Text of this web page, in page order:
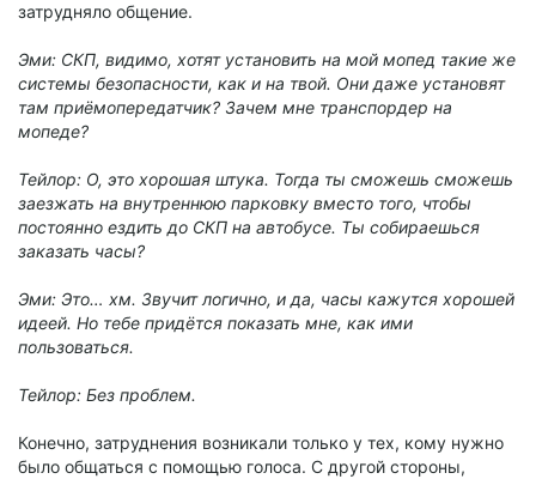
затрудняло общение.
Эми: СКП, видимо, хотят установить на мой мопед такие же
системы безопасности, как и на твой. Они даже установят
там приёмопередатчик? Зачем мне транспордер на
мопеде?
Тейлор: О, это хорошая штука. Тогда ты сможешь сможешь
заезжать на внутреннюю парковку вместо того, чтобы
постоянно ездить до СКП на автобусе. Ты собираешься
заказать часы?
Эми: Это… хм. Звучит логично, и да, часы кажутся хорошей
идеей. Но тебе придётся показать мне, как ими
пользоваться.
Тейлор: Без проблем.
Конечно, затруднения возникали только у тех, кому нужно
было общаться с помощью голоса. С другой стороны,